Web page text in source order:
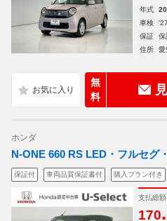
年式
車検
保証
保
住所
愛
無
料
ホンダ
N-ONE 660 RS LED・フルセグ
保証付 車両品質保証書付 購入プラン付き
支払総額
170.